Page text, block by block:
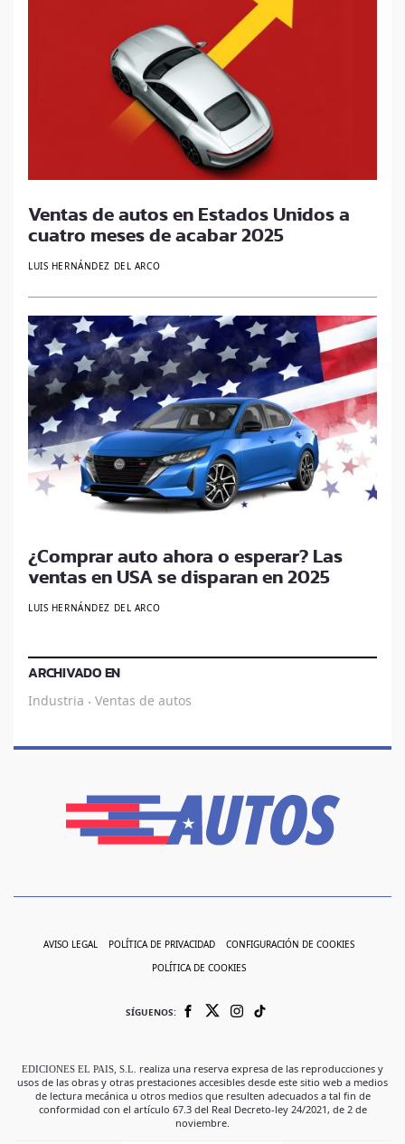
Ventas de autos en Estados Unidos a
cuatro meses de acabar 2025
LUIS HERNÁNDEZ DEL ARCO
¿Comprar auto ahora o esperar? Las
ventas en USA se disparan en 2025
LUIS HERNÁNDEZ DEL ARCO
ARCHIVADO EN
Industria · Ventas de autos
AVISO LEGAL POLÍTICA DE PRIVACIDAD CONFIGURACIÓN DE COOKIES
POLÍTICA DE COOKIES
SÍGUENOS:
EDICIONES EL PAIS, S.L.
realiza una reserva expresa de las reproducciones y
usos de las obras y otras prestaciones accesibles desde este sitio web a medios
de lectura mecánica u otros medios que resulten adecuados a tal fin de
conformidad con el artículo 67.3 del Real Decreto-ley 24/2021, de 2 de
noviembre.